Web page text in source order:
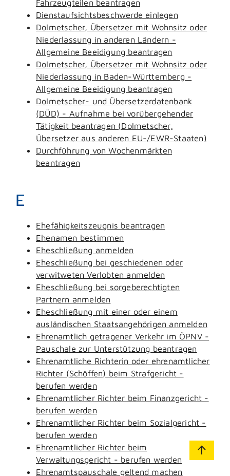
Fahrzeugteilen beantragen
Dienstaufsichtsbeschwerde einlegen
Dolmetscher, Übersetzer mit Wohnsitz oder
Niederlassung in anderen Ländern -
Allgemeine Beeidigung beantragen
Dolmetscher, Übersetzer mit Wohnsitz oder
Niederlassung in Baden-Württemberg -
Allgemeine Beeidigung beantragen
Dolmetscher- und Übersetzerdatenbank
(DÜD) - Aufnahme bei vorübergehender
Tätigkeit beantragen (Dolmetscher,
Übersetzer aus anderen EU-/EWR-Staaten)
Durchführung von Wochenmärkten
beantragen
E
Ehefähigkeitszeugnis beantragen
Ehenamen bestimmen
Eheschließung anmelden
Eheschließung bei geschiedenen oder
verwitweten Verlobten anmelden
Eheschließung bei sorgeberechtigten
Partnern anmelden
Eheschließung mit einer oder einem
ausländischen Staatsangehörigen anmelden
Ehrenamtlich getragener Verkehr im ÖPNV -
Pauschale zur Unterstützung beantragen
Ehrenamtliche Richterin oder ehrenamtlicher
Richter (Schöffen) beim Strafgericht -
berufen werden
Ehrenamtlicher Richter beim Finanzgericht -
berufen werden
Ehrenamtlicher Richter beim Sozialgericht -
berufen werden
Ehrenamtlicher Richter beim
Verwaltungsgericht - berufen werden
Ehrenamtspauschale geltend machen